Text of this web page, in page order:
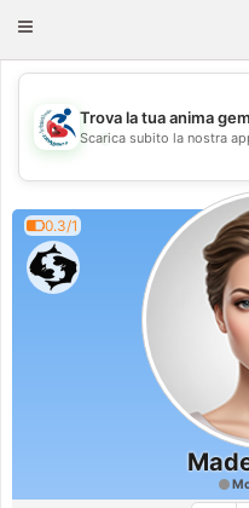
Toggle
💖
💕
Trova la tua anima
Scarica subito la nostra
0.3/1